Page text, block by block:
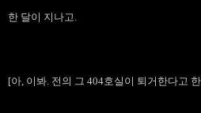
한 달이 지나고.
[아, 이봐. 전의 그 404호실이 퇴거한다고